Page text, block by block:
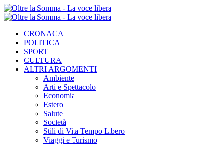
CRONACA
POLITICA
SPORT
CULTURA
ALTRI ARGOMENTI
Ambiente
Arti e Spettacolo
Economia
Estero
Salute
Società
Stili di Vita Tempo Libero
Viaggi e Turismo